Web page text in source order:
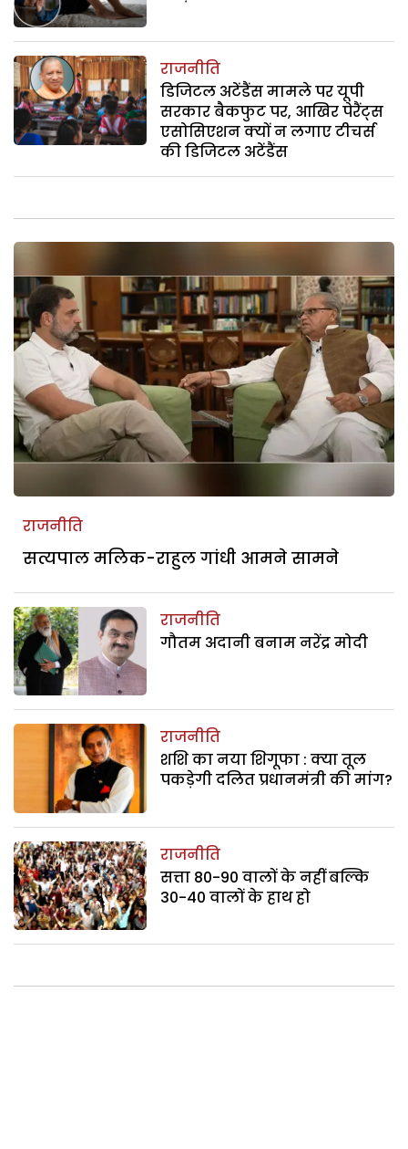
राजनीति
डिजिटल अटेंडैंस मामले पर यूपी
सरकार बैकफुट पर, आखिर पेरैंट्स
एसोसिएशन क्यों न लगाए टीचर्स
की डिजिटल अटेंडैंस
राजनीति
सत्यपाल मलिक-राहुल गांधी आमने सामने
राजनीति
गौतम अदानी बनाम नरेंद्र मोदी
राजनीति
शशि का नया शिगूफा : क्या तूल
पकड़ेगी दलित प्रधानमंत्री की मांग?
राजनीति
सत्ता 80-90 वालों के नहीं बल्कि
30-40 वालों के हाथ हो